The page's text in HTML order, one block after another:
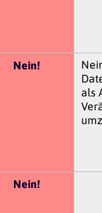
Nein!
als
Nein!